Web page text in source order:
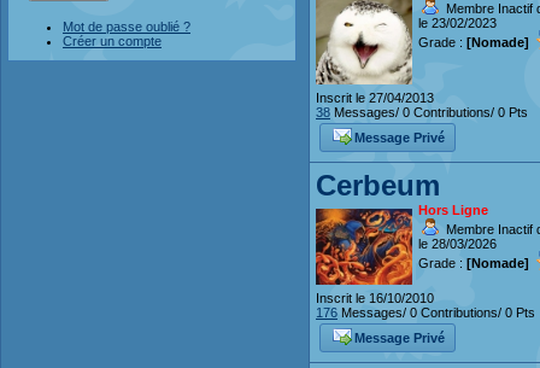
Mot de passe oublié ?
Créer un compte
Membre Inactif
le 23/02/2023
Grade : [Nomade]
Inscrit le 27/04/2013
38 Messages/ 0 Contributions/ 0 Pts
Message Privé
Cerbeum
Hors Ligne
Membre Inactif
le 28/03/2026
Grade : [Nomade]
Inscrit le 16/10/2010
176 Messages/ 0 Contributions/ 0 Pts
Message Privé